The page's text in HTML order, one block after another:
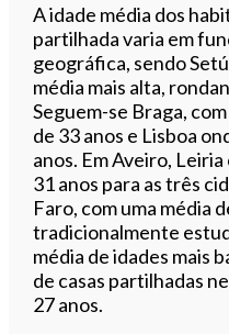
A idade média dos
partilhada varia em
geográfica, sendo
média mais alta,
Seguem-se Braga,
de 33 anos e Lisboa
anos. Em Aveiro,
31 anos para as três
Faro, com uma média
tradicionalmente
média de idades mais
de casas partilhadas
27 anos.